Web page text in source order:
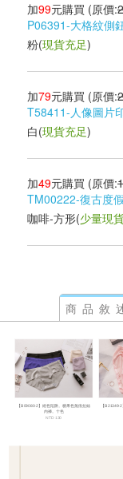
加99元購買 (原價:
P06391-大格紋側
粉(現貨充足)
加79元購買 (原價:
T58411-人像圖片
白(現貨充足)
加49元購買 (原價:
TM00222-復古度
咖啡-方形(少量現
商品敘